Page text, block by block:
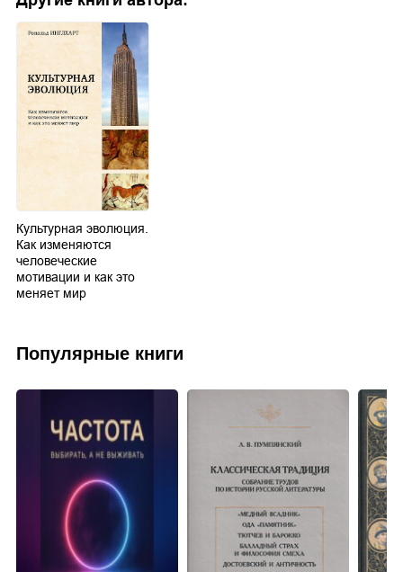
Культурная эволюция.
Как изменяются
человеческие
мотивации и как это
меняет мир
Популярные книги